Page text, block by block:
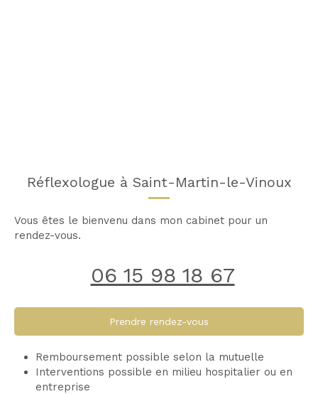
Réflexologue à Saint-Martin-le-Vinoux
Vous êtes le bienvenu dans mon cabinet pour un
rendez-vous.
06 15 98 18 67
Prendre rendez-vous
Remboursement possible selon la mutuelle
Interventions possible en milieu hospitalier ou en
entreprise